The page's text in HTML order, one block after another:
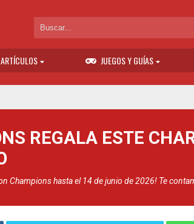
ARTÍCULOS JUEGOS Y GUÍAS
REGALA ESTE
Champions hasta el 14 de junio de 2026! Te